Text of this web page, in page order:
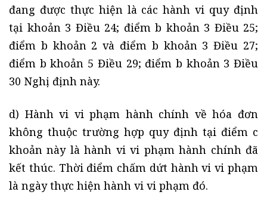
đang được thực hiện là các hành vi quy định
tại khoản 3 Điều 24; điểm b khoản 3 Điều 25;
điểm b khoản 2 và điểm b khoản 3 Điều 27;
điểm b khoản 5 Điều 29; điểm b khoản 3 Điều
30 Nghị định này.
d) Hành vi vi phạm hành chính về hóa đơn
không thuộc trường hợp quy định tại điểm c
khoản này là hành vi vi phạm hành chính đã
kết thúc. Thời điểm chấm dứt hành vi vi phạm
là ngày thực hiện hành vi vi phạm đó.